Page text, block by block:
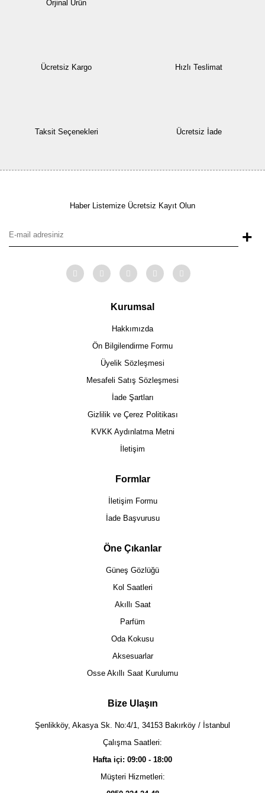
Orjinal Ürün
Ücretsiz Kargo Hızlı Teslimat
Taksit Seçenekleri Ücretsiz İade
Haber Listemize Ücretsiz Kayıt Olun
+
Kurumsal
Hakkımızda
Ön Bilgilendirme Formu
Üyelik Sözleşmesi
Mesafeli Satış Sözleşmesi
İade Şartları
Gizlilik ve Çerez Politikası
KVKK Aydınlatma Metni
İletişim
Formlar
İletişim Formu
İade Başvurusu
Öne Çıkanlar
Güneş Gözlüğü
Kol Saatleri
Akıllı Saat
Parfüm
Oda Kokusu
Aksesuarlar
Osse Akıllı Saat Kurulumu
Bize Ulaşın
Şenlikköy, Akasya Sk. No:4/1, 34153 Bakırköy / İstanbul
Çalışma Saatleri:
Hafta içi: 09:00 - 18:00
Müşteri Hizmetleri: